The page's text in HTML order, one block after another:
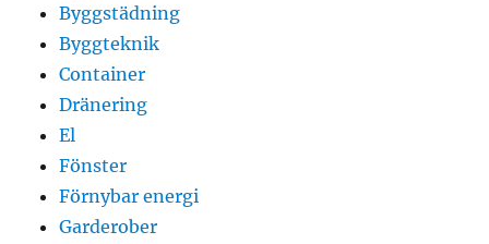
Byggstädning
Byggteknik
Container
Dränering
El
Fönster
Förnybar energi
Garderober